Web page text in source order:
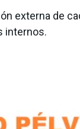
externa de
internos.